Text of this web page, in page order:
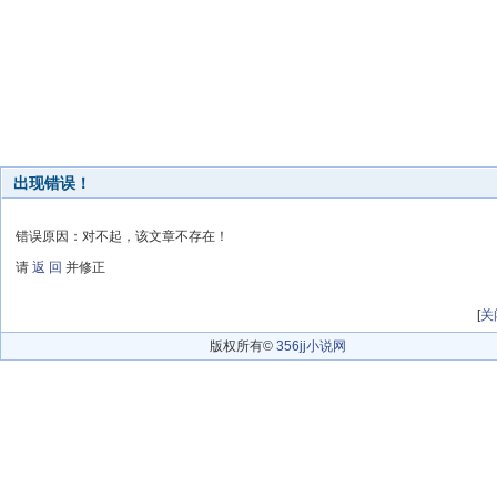
出现错误！
错误原因：对不起，该文章不存在！
请 返 回 并修正
[关
版权所有© 356jj小说网